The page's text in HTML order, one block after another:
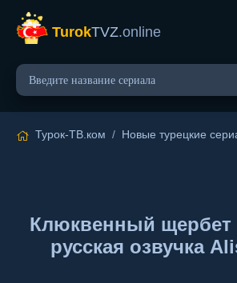
TurokTVZ.online
Турок-ТВ.ком / Новые турецкие
Клюквенный щербет
русская озвучка